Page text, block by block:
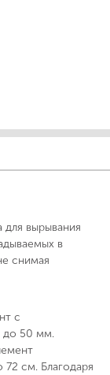
для вырывания
в
снимая
с
до 50 мм.
72 см. Благодаря